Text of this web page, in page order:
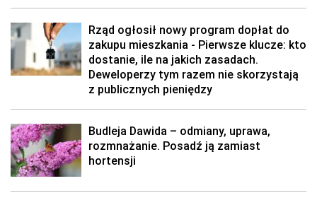
Rząd ogłosił nowy program dopłat do
zakupu mieszkania - Pierwsze klucze: kto
dostanie, ile na jakich zasadach.
Deweloperzy tym razem nie skorzystają
z publicznych pieniędzy
Budleja Dawida – odmiany, uprawa,
rozmnażanie. Posadź ją zamiast
hortensji